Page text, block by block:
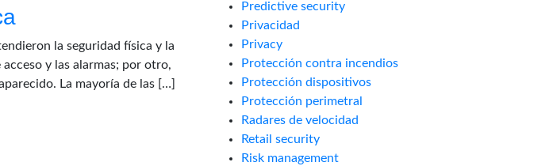
la seguridad física y la
y las alarmas; por otro,
La mayoría de las […]
Predictive security
Privacidad
Privacy
Protección contra incendios
Protección dispositivos
Protección perimetral
Radares de velocidad
Retail security
Risk management